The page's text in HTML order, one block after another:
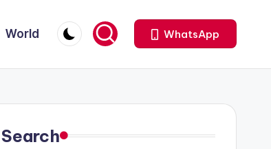
World WhatsApp
Search